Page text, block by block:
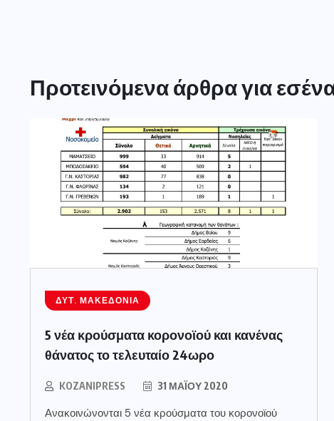
Προτεινόμενα άρθρα για
ΔΥΤ. ΜΑΚΕΔΟΝΊΑ
5 νέα κρούσματα κορονοϊού και κανένας
θάνατος το τελευταίο 24ωρο
KOZANIPRESS 31 ΜΑΪ́ΟΥ 2020
Ανακοινώνονται 5 νέα κρούσματα του κορονοϊού